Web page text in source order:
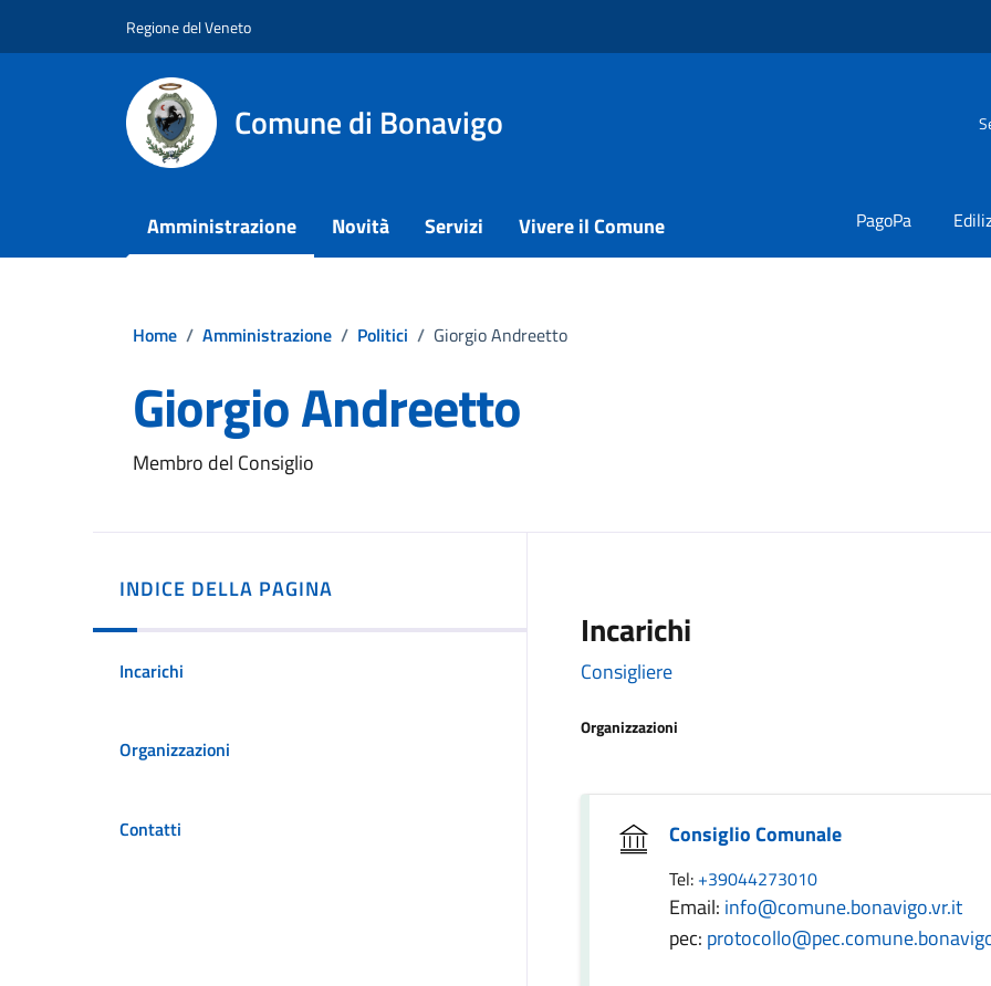
Regione del Veneto
Comune di Bonavigo
Amministrazione Novità Servizi Vivere il Comune PagoPa
Home / Amministrazione / Politici / Giorgio Andreetto
Giorgio Andreetto
Membro del Consiglio
INDICE DELLA PAGINA
Incarichi
Organizzazioni
Contatti
Incarichi
Consigliere
Organizzazioni
Consiglio Comunale
Tel: +39044273010
Email: info@comune.bonavigo.vr.it
pec: